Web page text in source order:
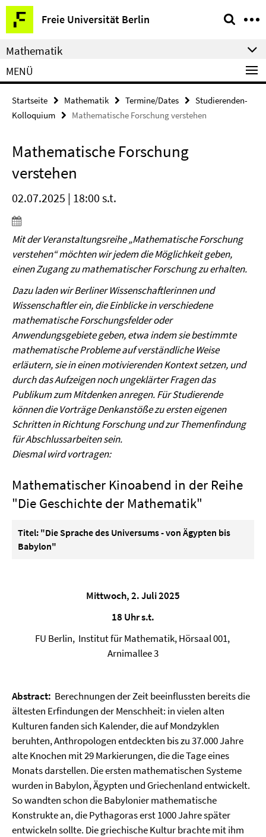
Springe
direkt
zu
Inhalt
Freie Universität Berlin
Service-
Navigation
Mathematik
MENÜ
Startseite Mathematik Termine/Dates
Studierenden-
Kolloquium
Mathematische Forschung verstehen
Mathematische Forschung
verstehen
02.07.2025 | 18:00 s.t.
Mit der Veranstaltungsreihe „Mathematische Forschung
verstehen“ möchten wir jedem die Möglichkeit geben,
einen Zugang zu mathematischer Forschung zu erhalten.
Dazu laden wir Berliner Wissenschaftlerinnen und
Wissenschaftler ein, die Einblicke in verschiedene
mathematische Forschungsfelder oder
Anwendungsgebiete geben, etwa indem sie bestimmte
mathematische Probleme auf verständliche Weise
erläutern, sie in einen motivierenden Kontext setzen, und
durch das Aufzeigen noch ungeklärter Fragen das
Publikum zum Mitdenken anregen. Für Studierende
können die Vorträge Denkanstöße zu ersten eigenen
Schritten in Richtung Forschung und zur Themenfindung
für Abschlussarbeiten sein.
Diesmal wird vortragen:
Mathematischer Kinoabend in der Reihe
"Die Geschichte der Mathematik"
Titel: "Die Sprache des Universums - von Ägypten bis
Babylon"
Mittwoch, 2. Juli 2025
18 Uhr s.t.
FU Berlin, Institut für Mathematik, Hörsaal 001,
Arnimallee 3
Abstract: Berechnungen der Zeit beeinflussten bereits die
ältesten Erfindungen der Menschheit: in vielen alten
Kulturen fanden sich Kalender, die auf Mondzyklen
beruhten, Anthropologen entdeckten bis zu 37.000 Jahre
alte Knochen mit 29 Markierungen, die die Tage eines
Monats darstellen. Die ersten mathematischen Systeme
wurden in Babylon, Ägypten und Griechenland entwickelt.
So wandten schon die Babylonier mathematische
Konstrukte an, die Pythagoras erst 1000 Jahre später
entwickeln sollte. Die griechische Kultur brachte mit ihm